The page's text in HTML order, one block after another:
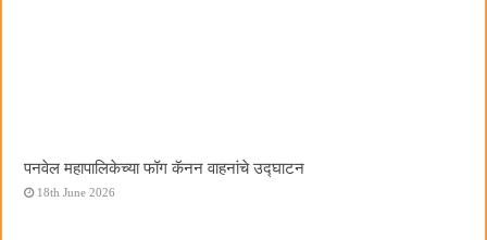
पनवेल महापालिकेच्या फॉग कॅनन वाहनांचे उद्घाटन
18th June 2026